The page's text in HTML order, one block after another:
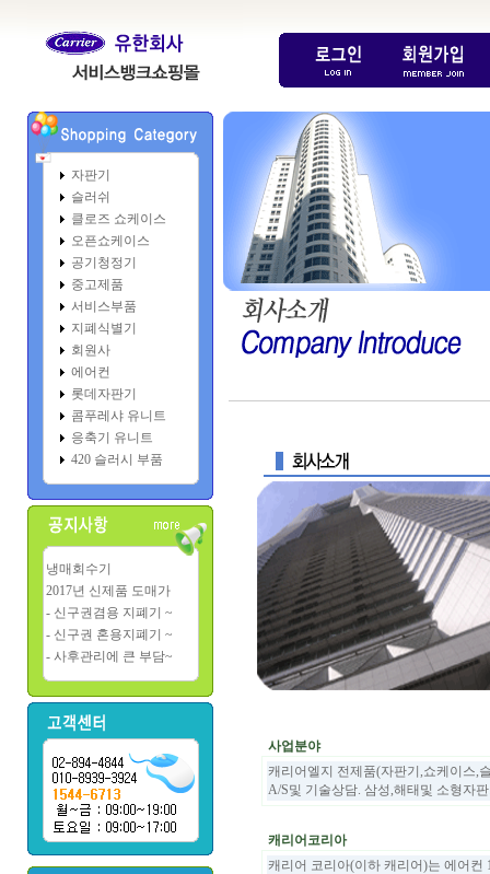
자판기
슬러쉬
클로즈 쇼케이스
오픈쇼케이스
공기청정기
중고제품
서비스부품
지폐식별기
회원사
에어컨
롯데자판기
콤푸레샤 유니트
응축기 유니트
420 슬러시 부품
냉매회수기
2017년 신제품 도매가
- 신구권겸용 지폐기 ~
- 신구권 혼용지폐기 ~
- 사후관리에 큰 부담~
사업분야
캐리어엘지 전제품(자판기,쇼케이스,
A/S및 기술상담. 삼성,해태및 소형자
캐리어코리아
캐리어 코리아(이하 캐리어)는 에어컨